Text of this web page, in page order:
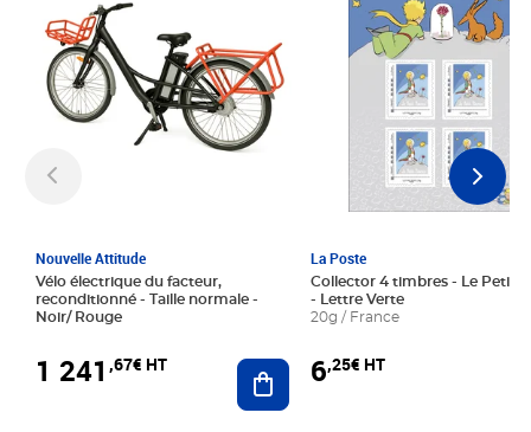
Nouvelle Attitude
Vélo électrique du facteur,
reconditionné - Taille normale -
Noir/ Rouge
1 241 ,67€ HT Ajouter au panier
La Poste
Collector 4 timbres - Le Petit
- Lettre Verte
20g / France
6,25€ HT